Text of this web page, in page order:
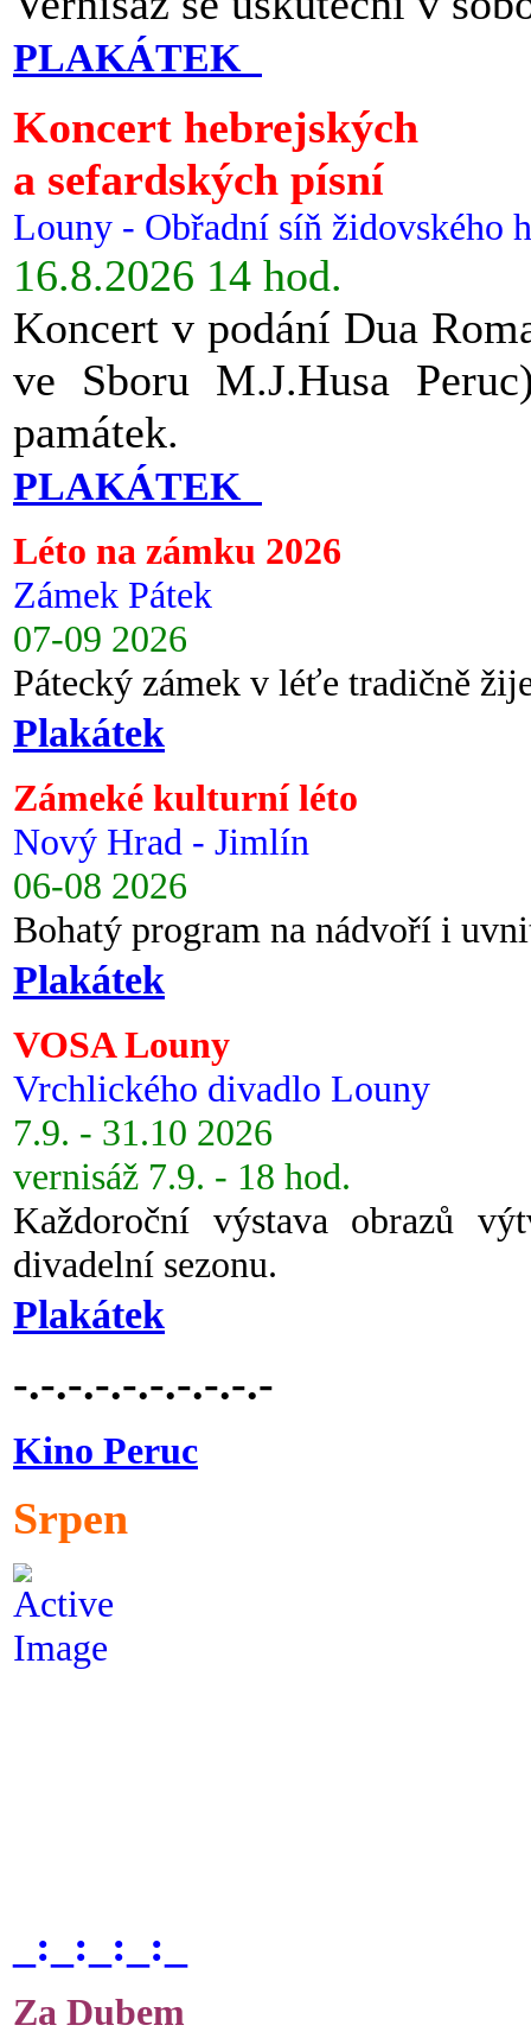
PLAKÁTEK
Koncert hebrejských
a sefardských písní
Louny - Obřadní síň židovského
16.8.2026 14 hod.
Koncert v podání Dua
ve Sboru M.J.Husa
památek.
PLAKÁTEK
Léto na zámku 2026
Zámek Pátek
07-09 2026
Pátecký zámek v léťe tradičně
Plakátek
Zámeké kulturní léto
Nový Hrad - Jimlín
06-08 2026
Bohatý program na nádvoří i
Plakátek
VOSA Louny
Vrchlického divadlo Louny
7.9. - 31.10 2026
vernisáž 7.9. - 18 hod.
Každoroční výstava obrazů
divadelní sezonu.
Plakátek
-.-.-.-.-.-.-.-.-.-
Kino Peruc
Srpen
_:_:_:_:_
Za Dubem